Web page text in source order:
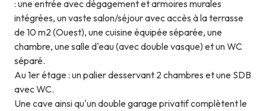
: une entrée avec dégagement et armoires murales
intégrées, un vaste salon/séjour avec accès à la terrasse
de 10 m2 (Ouest), une cuisine équipée séparée, une
chambre, une salle d'eau (avec double vasque) et un WC
séparé.
Au 1er étage : un palier desservant 2 chambres et une SDB
avec WC.
Une cave ainsi qu'un double garage privatif complètent le